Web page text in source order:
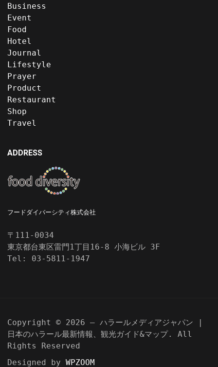
Business
Event
Food
Hotel
Journal
Lifestyle
Prayer
Product
Restaurant
Shop
Travel
ADDRESS
フードダイバーシティ株式会社
〒111-0034
東京都台東区雷門1丁目16-8 小海ビル 3F
Tel: 03-5811-1947
Copyright © 2026 — ハラールメディアジャパン |
日本のハラール最新情報、観光ガイド&マップ. All
Rights Reserved
Designed by WPZOOM